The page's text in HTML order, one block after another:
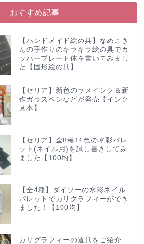
おすすめ記事
【ハンドメイド絵の具】なめこさ
んの手作りのキラキラ絵の具でカ
ッパープレート体を書いてみまし
た【固形絵の具】
【セリア】新色のラメインク＆新
作ガラスペンなどが発売【インク
見本】
【セリア】全8種16色の水彩パレ
ット(ネイル用)を試し書きしてみ
ました【100均】
【全4種】ダイソーの水彩ネイル
パレットでカリグラフィーができ
ました！【100均】
カリグラフィーの道具をご紹介